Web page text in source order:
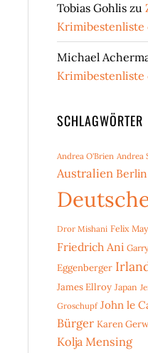
Tobias Gohlis zu
Krimibestenliste
Michael
Krimibestenliste
SCHLAGWÖRTER
Andrea O'Brien Andrea
Australien Berlin
Dror Mishani Felix
Friedrich Ani
Eggenberger
James Ellroy Japan
Groschupf John le
Bürger Karen
Kolja Mensing